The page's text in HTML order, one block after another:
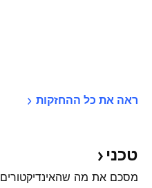
ראה את כל ההחזקות
טכני
מסכם את מה שהאינדיקטורים